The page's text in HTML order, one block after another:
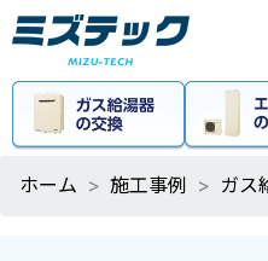
ホーム 施工事例 ガス